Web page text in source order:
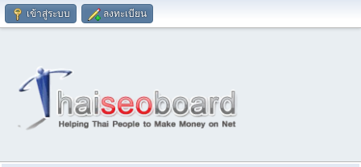
เข้าสู่ระบบ ลงทะเบียน